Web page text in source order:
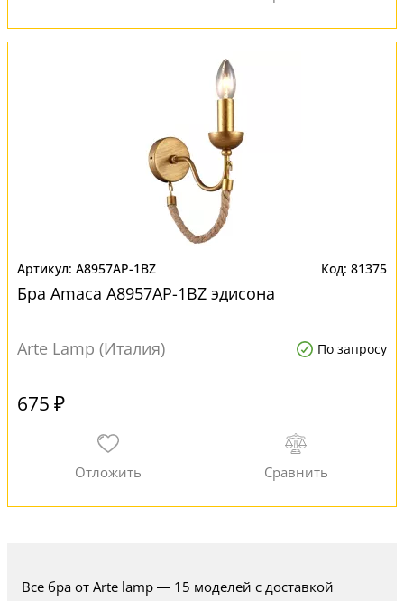
A8957AP-1BZ 81375
Бра Amaca A8957AP-1BZ эдисона
Arte Lamp (Италия) По запросу
675 ₽
Все бра от Arte lamp — 15 моделей с доставкой